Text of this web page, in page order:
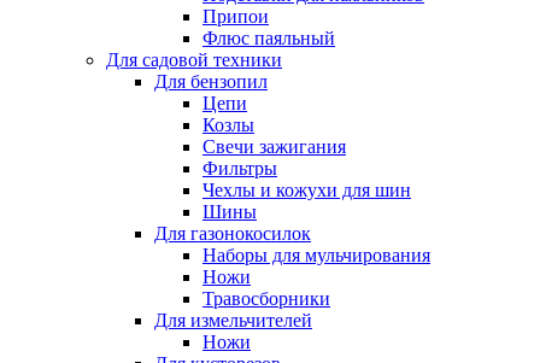
Припои
Флюс паяльный
Для садовой техники
Для бензопил
Цепи
Козлы
Свечи зажигания
Фильтры
Чехлы и кожухи для шин
Шины
Для газонокосилок
Наборы для мульчирования
Ножи
Травосборники
Для измельчителей
Ножи